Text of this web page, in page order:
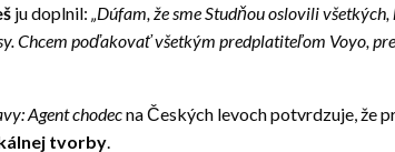
ju doplnil: „Dúfam, že sme Studňou oslovili
Chcem poďakovať všetkým predplatiteľom Voyo,
Agent chodecna Českých levoch potvrdzuje, že
tvorby.